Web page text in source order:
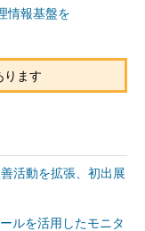
情報基盤を
ります
活動を拡張、初出展
ルを活用したモニタ